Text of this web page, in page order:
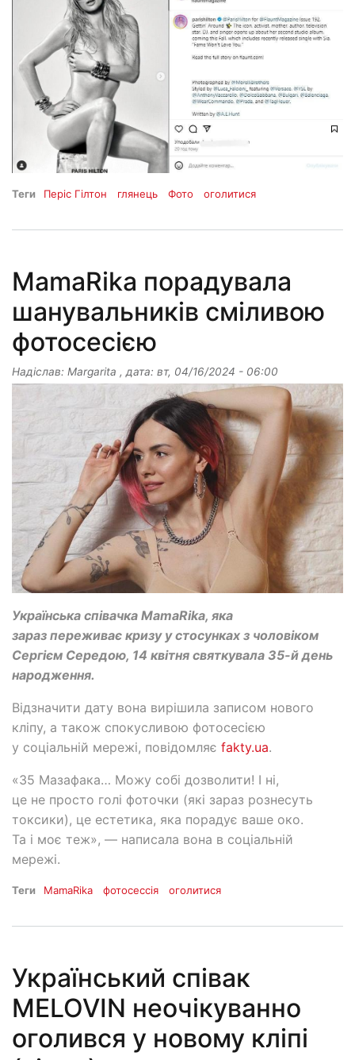
Теги Періс Гілтон глянець Фото оголитися
MamaRika порадувала
шанувальників сміливою
фотосесією
Надіслав: Margarita , дата: вт, 04/16/2024 - 06:00
Українська співачка MamaRika, яка
зараз переживає кризу у стосунках з чоловіком
Сергієм Середою, 14 квітня святкувала 35-й день
народження.
Відзначити дату вона вирішила записом нового
кліпу, а також спокусливою фотосесією
у соціальній мережі, повідомляє fakty.ua.
«35 Мазафака… Можу собі дозволити! І ні,
це не просто голі фоточки (які зараз рознесуть
токсики), це естетика, яка порадує ваше око.
Та і моє теж», — написала вона в соціальній
мережі.
Теги MamaRika фотосессія оголитися
Український співак
MELOVIN неочікуванно
оголився у новому кліпі